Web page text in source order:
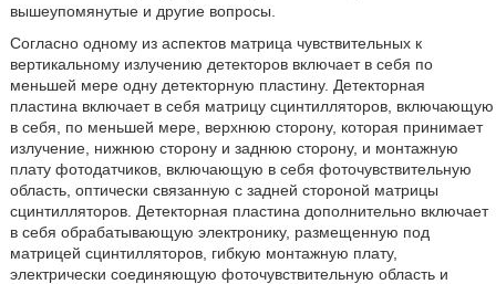
вышеупомянутые и другие вопросы.
Согласно одному из аспектов матрица чувствительных к
вертикальному излучению детекторов включает в себя по
меньшей мере одну детекторную пластину. Детекторная
пластина включает в себя матрицу сцинтилляторов, включающую
в себя, по меньшей мере, верхнюю сторону, которая принимает
излучение, нижнюю сторону и заднюю сторону, и монтажную
плату фотодатчиков, включающую в себя фоточувствительную
область, оптически связанную с задней стороной матрицы
сцинтилляторов. Детекторная пластина дополнительно включает
в себя обрабатывающую электронику, размещенную под
матрицей сцинтилляторов, гибкую монтажную плату,
электрически соединяющую фоточувствительную область и